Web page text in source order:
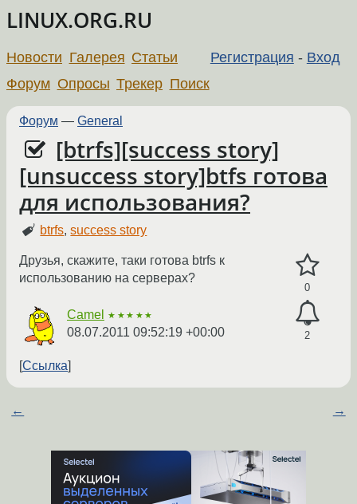
LINUX.ORG.RU
Регистрация - Вход
Новости Галерея Статьи
Форум Опросы Трекер Поиск
Форум — General
[btrfs][success story]
[unsuccess story]btfs готова
для использования?
btrfs,success story
0
2
Друзья, скажите, таки готова btrfs к
использованию на серверах?
Camel ★★★★★
08.07.2011 09:52:19 +00:00
Ссылка
← →